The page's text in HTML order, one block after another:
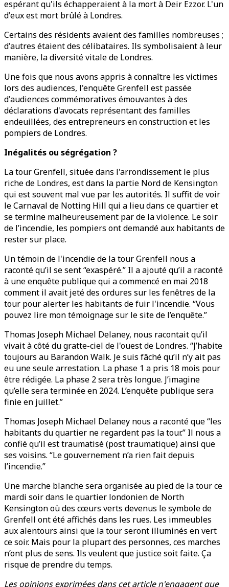
espérant qu'ils échapperaient à la mort à Deir Ezzor. L'un
d'eux est mort brûlé à Londres.
Certains des résidents avaient des familles nombreuses ;
d'autres étaient des célibataires. Ils symbolisaient à leur
manière, la diversité vitale de Londres.
Une fois que nous avons appris à connaître les victimes
lors des audiences, l'enquête Grenfell est passée
d'audiences commémoratives émouvantes à des
déclarations d'avocats représentant des familles
endeuillées, des entrepreneurs en construction et les
pompiers de Londres.
Inégalités ou ségrégation ?
La tour Grenfell, située dans l'arrondissement le plus
riche de Londres, est dans la partie Nord de Kensington
qui est souvent mal vue par les autorités. Il suffit de voir
le Carnaval de Notting Hill qui a lieu dans ce quartier et
se termine malheureusement par de la violence. Le soir
de l’incendie, les pompiers ont demandé aux habitants de
rester sur place.
Un témoin de l'incendie de la tour Grenfell nous a
raconté qu’il se sent “exaspéré.” Il a ajouté qu’il a raconté
à une enquête publique qui a commencé en mai 2018
comment il avait jeté des ordures sur les fenêtres de la
tour pour alerter les habitants de fuir l'incendie. “Vous
pouvez lire mon témoignage sur le site de l’enquête.”
Thomas Joseph Michael Delaney, nous racontait qu’il
vivait à côté du gratte-ciel de l'ouest de Londres. “J’habite
toujours au Barandon Walk. Je suis fâché qu’il n’y ait pas
eu une seule arrestation. La phase 1 a pris 18 mois pour
être rédigée. La phase 2 sera très longue. J’imagine
qu’elle sera terminée en 2024. L’enquête publique sera
finie en juillet.”
Thomas Joseph Michael Delaney nous a raconté que “les
habitants du quartier ne regardent pas la tour.” Il nous a
confié qu’il est traumatisé (post traumatique) ainsi que
ses voisins. “Le gouvernement n’a rien fait depuis
l’incendie.”
Une marche blanche sera organisée au pied de la tour ce
mardi soir dans le quartier londonien de North
Kensington où des cœurs verts devenus le symbole de
Grenfell ont été affichés dans les rues. Les immeubles
aux alentours ainsi que la tour seront illuminés en vert
ce soir. Mais pour la plupart des personnes, ces marches
n’ont plus de sens. Ils veulent que justice soit faite. Ça
risque de prendre du temps.
Les opinions exprimées dans cet article n'engagent que